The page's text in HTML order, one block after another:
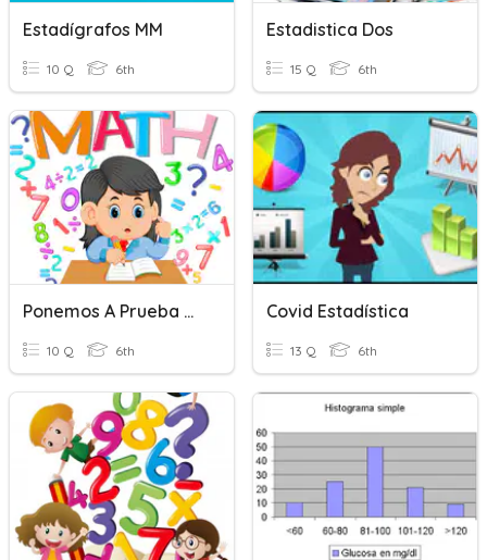
Estadígrafos MM
10 Q 6th
Estadistica Dos
15 Q 6th
Ponemos A Prueba Nuestros Conocimientos
10 Q 6th
Covid Estadística
13 Q 6th